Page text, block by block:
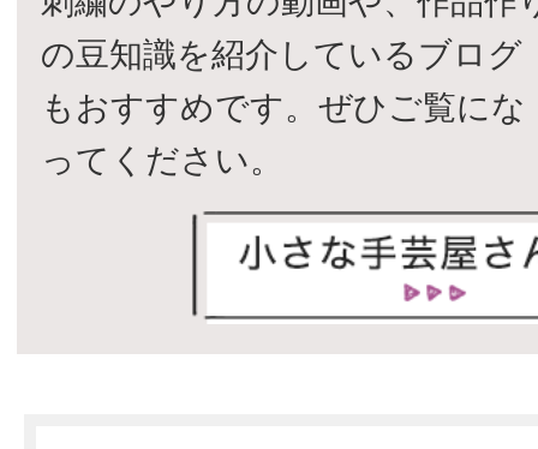
の豆知識を紹介しているブログ
もおすすめです。ぜひご覧にな
ってください。